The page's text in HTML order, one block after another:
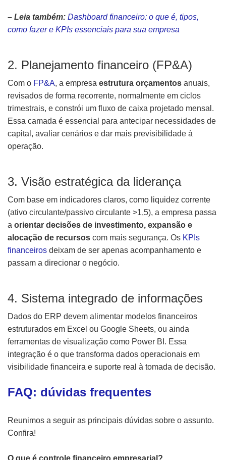
– Leia também: Dashboard financeiro: o que é, tipos,
como fazer e KPIs essenciais para sua empresa
2. Planejamento financeiro (FP&A)
Com o FP&A, a empresa estrutura orçamentos anuais,
revisados de forma recorrente, normalmente em ciclos
trimestrais, e constrói um fluxo de caixa projetado mensal.
Essa camada é essencial para antecipar necessidades de
capital, avaliar cenários e dar mais previsibilidade à
operação.
3. Visão estratégica da liderança
Com base em indicadores claros, como liquidez corrente
(ativo circulante/passivo circulante >1,5), a empresa passa
a orientar decisões de investimento, expansão e
alocação de recursos com mais segurança. Os KPIs
financeiros deixam de ser apenas acompanhamento e
passam a direcionar o negócio.
4. Sistema integrado de informações
Dados do ERP devem alimentar modelos financeiros
estruturados em Excel ou Google Sheets, ou ainda
ferramentas de visualização como Power BI. Essa
integração é o que transforma dados operacionais em
visibilidade financeira e suporte real à tomada de decisão.
FAQ: dúvidas frequentes
Reunimos a seguir as principais dúvidas sobre o assunto.
Confira!